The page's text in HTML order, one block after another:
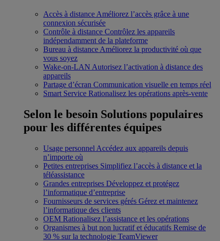
Accès à distance Améliorez l’accès grâce à une
connexion sécurisée
Contrôle à distance Contrôlez les appareils
indépendamment de la plateforme
Bureau à distance Améliorez la productivité où que
vous soyez
Wake-on-LAN Autorisez l’activation à distance des
appareils
Partage d’écran Communication visuelle en temps réel
Smart Service Rationalisez les opérations après-vente
Selon le besoin Solutions populaires
pour les différentes équipes
Usage personnel Accédez aux appareils depuis
n’importe où
Petites entreprises Simplifiez l’accès à distance et la
téléassistance
Grandes entreprises Développez et protégez
l’informatique d’entreprise
Fournisseurs de services gérés Gérez et maintenez
l’informatique des clients
OEM Rationalisez l’assistance et les opérations
Organismes à but non lucratif et éducatifs Remise de
30 % sur la technologie TeamViewer